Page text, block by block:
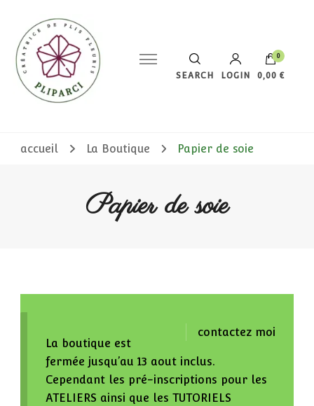
SEARCH LOGIN
0
0,00 €
accueil La Boutique Papier de soie
Papier de soie
contactez moi
La boutique est
fermée jusqu’au 13 aout inclus.
Cependant les pré-inscriptions pour les
ATELIERS ainsi que les TUTORIELS